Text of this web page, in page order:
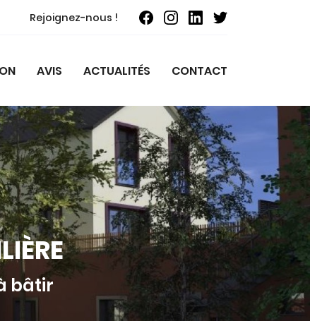
Rejoignez-nous !
AVIS ACTUALITÉS CONTACT
bâtir